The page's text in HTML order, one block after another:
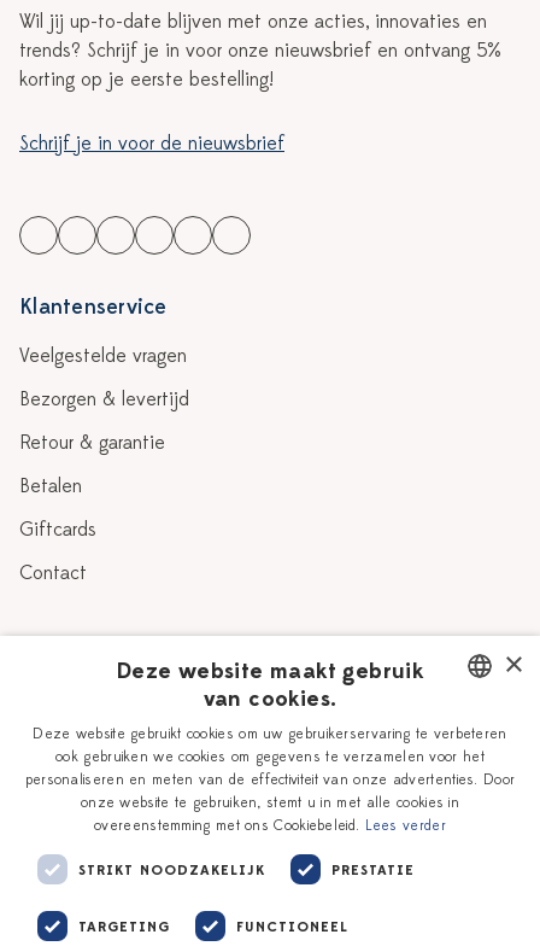
Wil jij up-to-date blijven met onze acties, innovaties en
trends? Schrijf je in voor onze nieuwsbrief en ontvang 5%
korting op je eerste bestelling!
Schrijf je in voor de nieuwsbrief
Klantenservice
Veelgestelde vragen
Bezorgen & levertijd
Retour & garantie
Betalen
Giftcards
Contact
Verhaal
Onze plateelschilders
Delfts Blauw
Workshops
Vacatures
Zakelijk
DUTCH
ENGLISH
×
Deze website maakt gebruik
van cookies.
Deze website gebruikt cookies om uw gebruikerservaring te verbeteren
ook gebruiken we cookies om gegevens te verzamelen voor het
personaliseren en meten van de effectiviteit van onze advertenties. Door
onze website te gebruiken, stemt u in met alle cookies in
overeenstemming met ons Cookiebeleid. Lees verder
STRIKT NOODZAKELIJK PRESTATIE
TARGETING FUNCTIONEEL